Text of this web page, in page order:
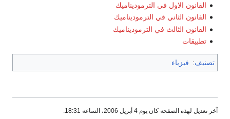
القانون الاول في الترموديناميك
القانون الثاني في الترموديناميك
القانون الثالث في الترموديناميك
تطبيقات
تصنيف: فيزياء
آخر تعديل لهذه الصفحة كان يوم 4 أبريل 2006، الساعة 18:31.